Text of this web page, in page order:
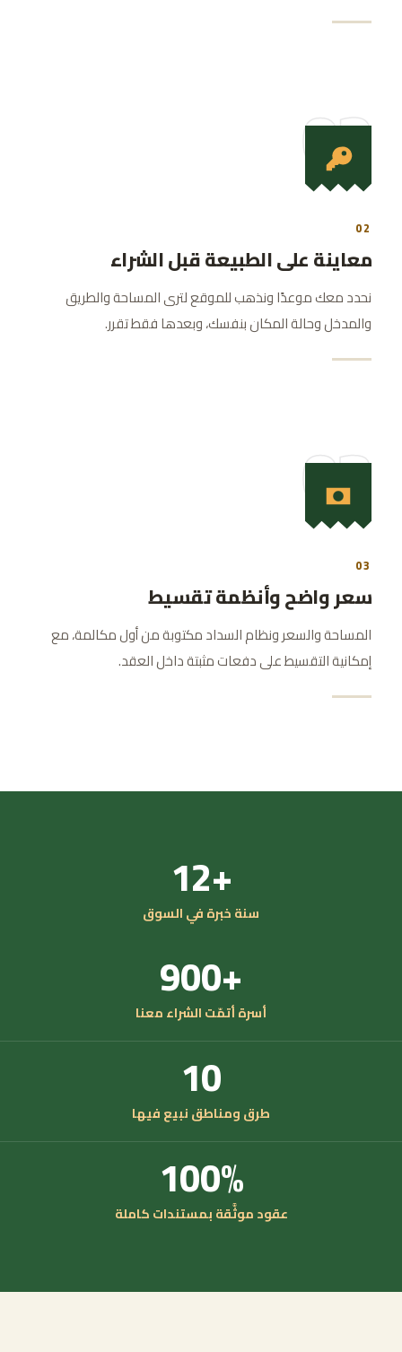
02
02
معاينة على الطبيعة قبل الشراء
نحدد معك موعدًا ونذهب للموقع لترى المساحة والطريق
والمدخل وحالة المكان بنفسك، وبعدها فقط تقرر.
03
03
سعر واضح وأنظمة تقسيط
المساحة والسعر ونظام السداد مكتوبة من أول مكالمة، مع
إمكانية التقسيط على دفعات مثبتة داخل العقد.
+12
سنة خبرة في السوق
+900
أسرة أتمّت الشراء معنا
10
طرق ومناطق نبيع فيها
100%
عقود موثَّقة بمستندات كاملة